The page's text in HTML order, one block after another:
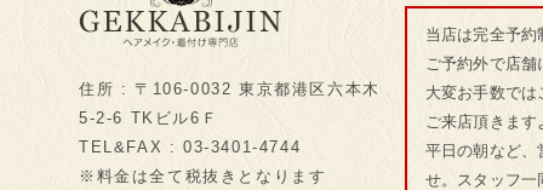
住所 : 〒106-0032 東京都港区六本木
5-2-6 TKビル6Ｆ
TEL&FAX : 03-3401-4744
※料金は全て税抜きとなります
当店は完全予
ご予約外で店
大変お手数で
ご来店頂きま
平日の朝など、
せ。スタッフ一